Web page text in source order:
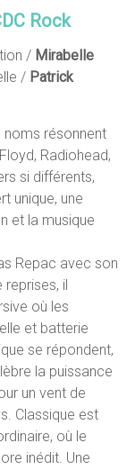
Rock
/ Mirabelle
/ Patrick
noms résonnent
Radiohead,
si différents,
unique, une
et la musique
Repac avec son
il
où les
et batterie
se répondent,
la puissance
un vent de
Classique est
où le
inédit. Une